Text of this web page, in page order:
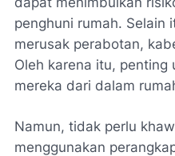
penghuni rumah. Selain
merusak perabotan,
Oleh karena itu, penting
mereka dari dalam
Namun, tidak perlu
menggunakan